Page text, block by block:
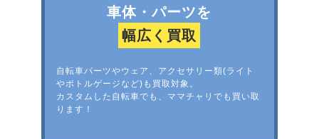
車体・パーツを
幅広く買取
自転車パーツやウェア、アクセサリー類(ライト
やボトルゲージなど)も買取対象。
カスタムした自転車でも、ママチャリでも買い取
ります！